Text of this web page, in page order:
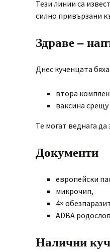
Тези линии са
силно привързани
Здраве –
Днес кученцата
втора
ваксина срещу
Те могат веднага
Документи
европейски
микрочип,
4×
ADBA
Налични